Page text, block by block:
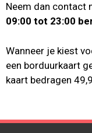
Neem dan contact
09:00 tot 23:00
Wanneer je kiest
een borduurkaart
kaart bedragen